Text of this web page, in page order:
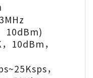
10dBm)
10dBm，
，